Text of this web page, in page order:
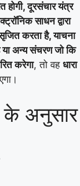
होगी, दूरसंचार यंत्र
साधन द्वारा
करता है, याचना
अन्य संचरण जो कि
करेगा, तो वह धारा
के अनुसार